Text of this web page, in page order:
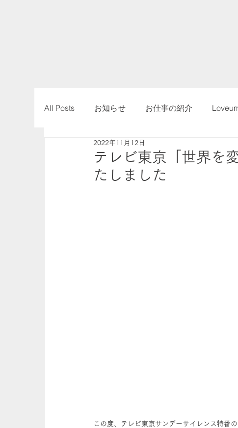
All Posts お知らせ お仕事の紹介
テレビ東京「世界を
たしました
2022年11月12日
この度、テレビ東京サンデーサイレンス特番